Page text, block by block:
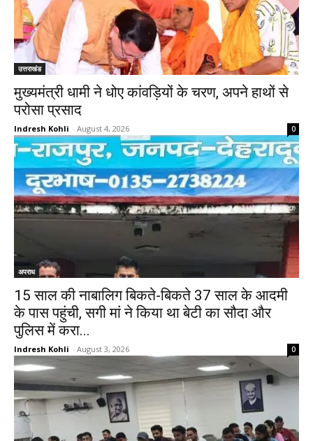
उत्तराखंड
मुख्यमंत्री धामी ने धोए कांवड़ियों के चरण, अपने हाथों से
परोसा प्रसाद
Indresh Kohli - August 4, 2026 0
अपराध
15 साल की नाबालिग बिकते-बिकते 37 साल के आदमी
के पास पहुंची, सगी मां ने किया था बेटी का सौदा और
पुलिस में करा...
Indresh Kohli - August 3, 2026 0